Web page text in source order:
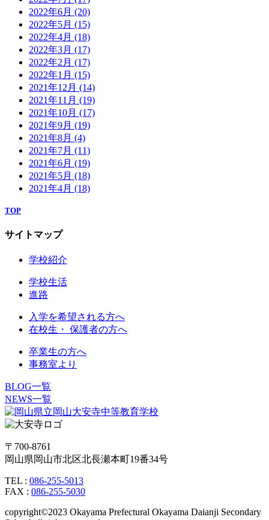
2022年6月 (20)
2022年5月 (15)
2022年4月 (18)
2022年3月 (17)
2022年2月 (17)
2022年1月 (15)
2021年12月 (14)
2021年11月 (19)
2021年10月 (17)
2021年9月 (19)
2021年8月 (4)
2021年7月 (11)
2021年6月 (19)
2021年5月 (18)
2021年4月 (18)
TOP
サイトマップ
学校紹介
学校生活
進路
入学を希望される方へ
在校生・ 保護者の方へ
卒業生の方へ
事務室より
BLOG一覧
NEWS一覧
〒700-8761
岡山県岡山市北区北長瀬本町19番34号
TEL : 086-255-5013
FAX : 086-255-5030
copyright©2023 Okayama Prefectural Okayama Daianji Secondary